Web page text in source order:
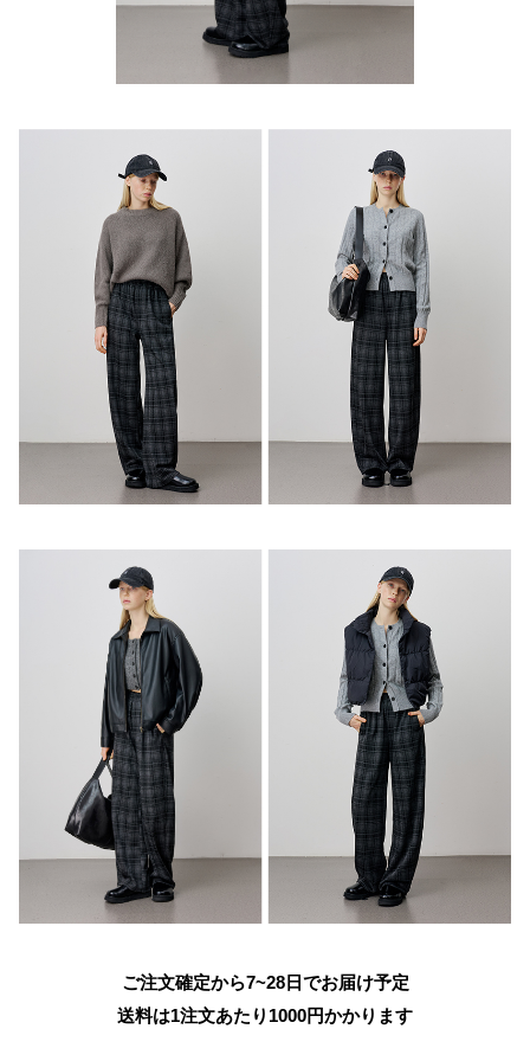
ご注文確定から7~28日でお届け予定
送料は1注文あたり 1000円かかります